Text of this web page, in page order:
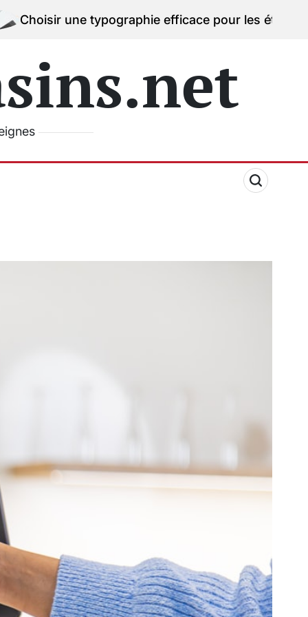
typographie efficace pour les étiquettes de prix